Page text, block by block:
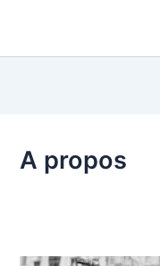
A propos